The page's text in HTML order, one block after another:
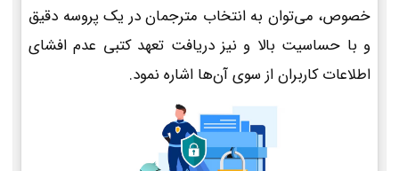
خصوص، می‌توان به انتخاب مترجمان در یک پروسه دقیق
و با حساسیت بالا و نیز دریافت تعهد کتبی عدم افشای
اطلاعات کاربران از سوی آن‌ها اشاره نمود.